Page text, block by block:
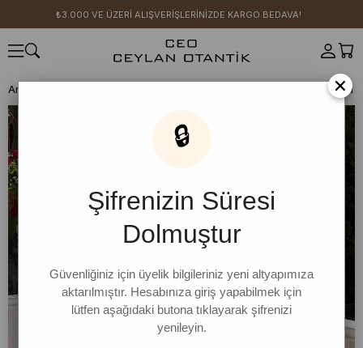
₺3.000 VE ÜZERİ ALIŞVERİŞLERİNİZDE KARGO BEDAVA!
Anasayfa Ekru
×
🔒
Şifrenizin Süresi
Dolmuştur
Güvenliğiniz için üyelik bilgileriniz yeni altyapımıza
aktarılmıştır. Hesabınıza giriş yapabilmek için
lütfen aşağıdaki butona tıklayarak şifrenizi
yenileyin.